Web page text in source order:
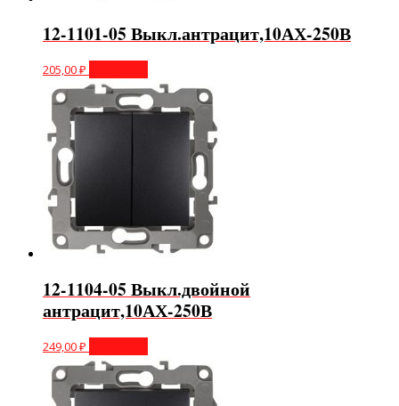
12-1101-05 Выкл.антрацит,10АХ-250В
205,00₽
12-1104-05 Выкл.двойной
антрацит,10АХ-250В
249,00₽